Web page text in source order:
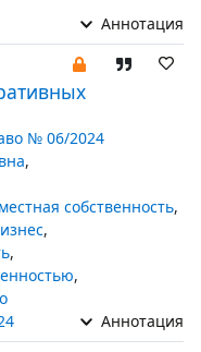
Аннотация
№ 06/2024
,
собственность,
,
,
,
Аннотация